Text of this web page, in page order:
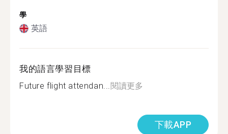
學
英語
我的語言學習目標
Future flight attendan...閱讀更多
下載APP